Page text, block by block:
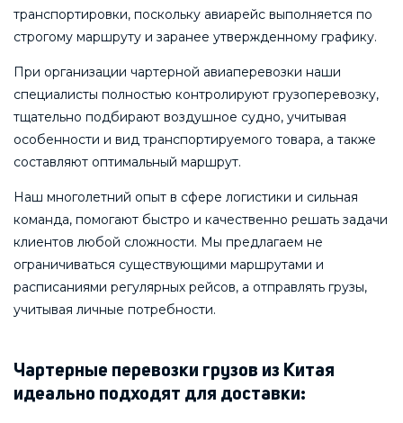
транспортировки, поскольку авиарейс выполняется по
строгому маршруту и заранее утвержденному графику.
При организации чартерной авиаперевозки наши
специалисты полностью контролируют грузоперевозку,
тщательно подбирают воздушное судно, учитывая
особенности и вид транспортируемого товара, а также
составляют оптимальный маршрут.
Наш многолетний опыт в сфере логистики и сильная
команда, помогают быстро и качественно решать задачи
клиентов любой сложности. Мы предлагаем не
ограничиваться существующими маршрутами и
расписаниями регулярных рейсов, а отправлять грузы,
учитывая личные потребности.
Чартерные перевозки грузов из Китая
идеально подходят для доставки: